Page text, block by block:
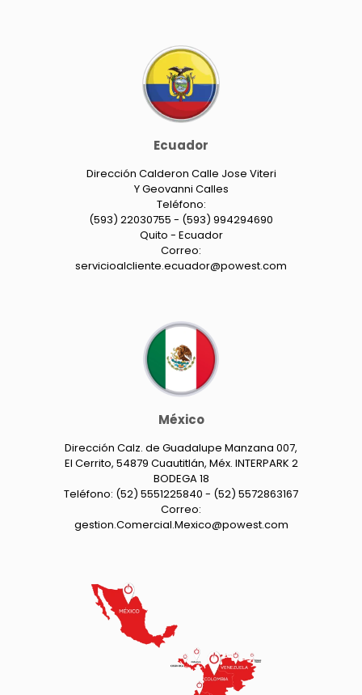
Ecuador
Dirección Calderon Calle Jose Viteri
Y Geovanni Calles
Teléfono:
(593) 22030755 - (593) 994294690
Quito - Ecuador
Correo:
servicioalcliente.ecuador@powest.com
México
Dirección Calz. de Guadalupe Manzana 007,
El Cerrito, 54879 Cuautitlán, Méx. INTERPARK 2
BODEGA 18
Teléfono: (52) 5551225840 - (52) 5572863167
Correo:
gestion.Comercial.Mexico@powest.com